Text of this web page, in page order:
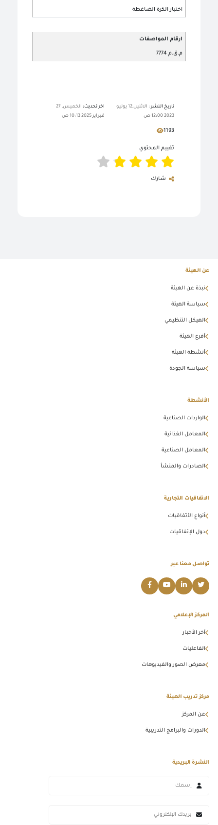
اختبار الكرة الضاغطة
ارقام المواصفات
م.ق.م 7774
تاريخ النشر :
الاثنين,12 يونيو
2023 12:00 ص
اخر تحديث:
الخميس, 27
فبراير 2025 10:13 ص
1193
تقييم المحتوي
شارك
عن الهيئة
نبذة عن الهيئة
سياسة الهيئة
الهيكل التنظيمي
أفرع الهيئة
أنشطة الهيئة
سياسة الجودة
الأنشطة
الواردات الصناعية
المعامل الغذائية
المعامل الصناعية
الصادرات والمنشأ
الاتفاقيات التجارية
أنواع الأتفاقيات
دول الإتفاقيات
تواصل معنا عبر
المركز الإعلامي
آخر الأخبار
الفاعليات
معرض الصور والفيديوهات
مركز تدريب الهيئة
عن المركز
الدورات والبرامج التدريبية
النشرة البريدية